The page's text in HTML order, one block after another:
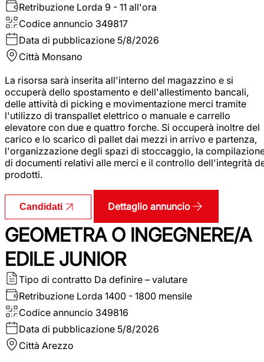
Retribuzione Lorda 9 - 11 all'ora
Codice annuncio 349817
Data di pubblicazione 5/8/2026
Città Monsano
La risorsa sarà inserita all'interno del magazzino e si
occuperà dello spostamento e dell'allestimento bancali,
delle attività di picking e movimentazione merci tramite
l'utilizzo di transpallet elettrico o manuale e carrello
elevatore con due e quattro forche. Si occuperà inoltre del
carico e lo scarico di pallet dai mezzi in arrivo e partenza,
l'organizzazione degli spazi di stoccaggio, la
di documenti relativi alle merci e il controllo dell'integrità
prodotti.
Candidati Dettaglio annuncio
GEOMETRA O INGEGNERE/A
EDILE JUNIOR
Tipo di contratto Da definire – valutare
Retribuzione Lorda 1400 - 1800 mensile
Codice annuncio 349816
Data di pubblicazione 5/8/2026
Città Arezzo